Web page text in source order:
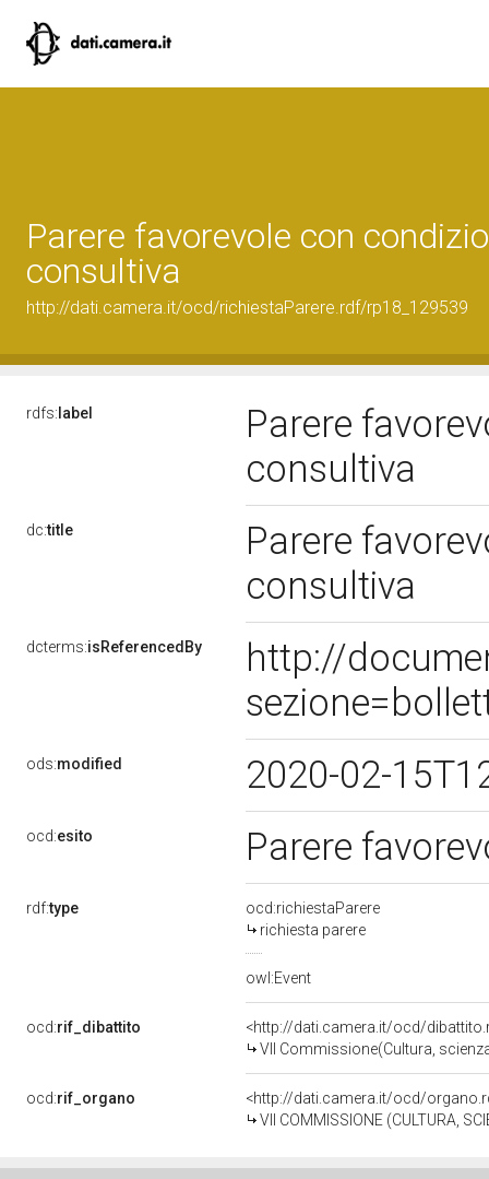
Parere favorevole con
consultiva
http://dati.camera.it/ocd/richiestaParere.rdf/rp18_129539
rdfs: label
Parere
consultiva
dc:title
Parere
consultiva
dcterms:isReferencedBy
http://
ods:modified 2020-02-
ocd:esito Parere
rdf:type
ocd:richiestaParere
richiesta parere
owl:Event
ocd:rif_dibattito
<http://dati.camera.it/ocd/
VII Commissione(Cultura,
ocd:rif_organo
<http://dati.camera.it/ocd/
VII COMMISSIONE (CULTURA,